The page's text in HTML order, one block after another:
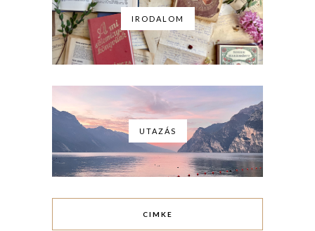
IRODALOM
UTAZÁS
CIMKE